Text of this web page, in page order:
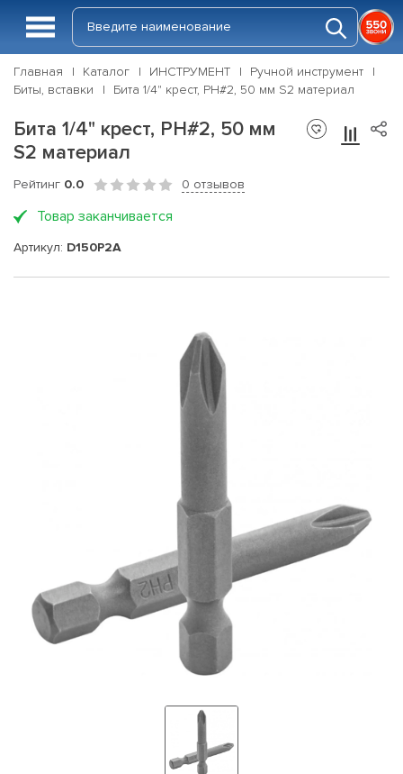
Главная Каталог ИНСТРУМЕНТ
Ручной инструмент
Биты, вставки
Бита 1/4" крест, PH#2, 50 мм S2 материал
Бита 1/4" крест, PH#2, 50 мм
S2 материал
Рейтинг 0.0 0 отзывов
Товар заканчивается
Артикул: D150P2A